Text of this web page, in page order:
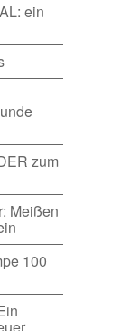
ein
zum
Meißen
100